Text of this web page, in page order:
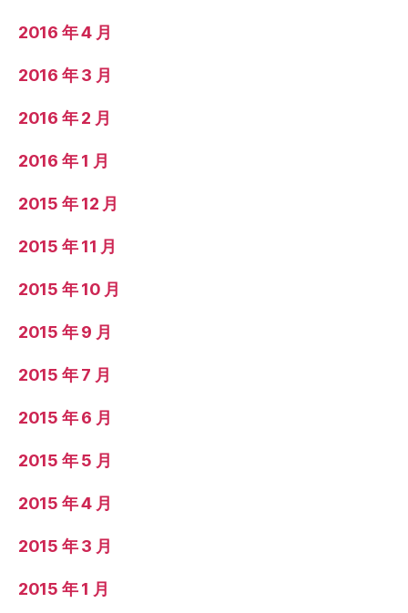
2016 年 4 月
2016 年 3 月
2016 年 2 月
2016 年 1 月
2015 年 12 月
2015 年 11 月
2015 年 10 月
2015 年 9 月
2015 年 7 月
2015 年 6 月
2015 年 5 月
2015 年 4 月
2015 年 3 月
2015 年 1 月